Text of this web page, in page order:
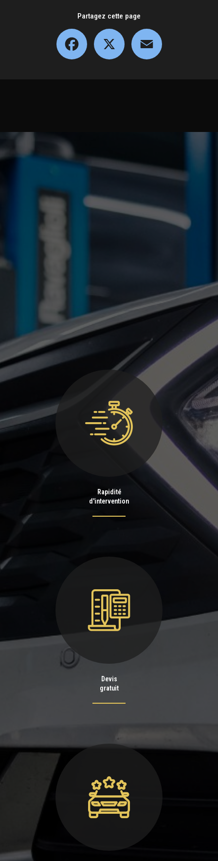
Partagez cette page
Facebook
Rapidité
d'intervention
Devis
gratuit